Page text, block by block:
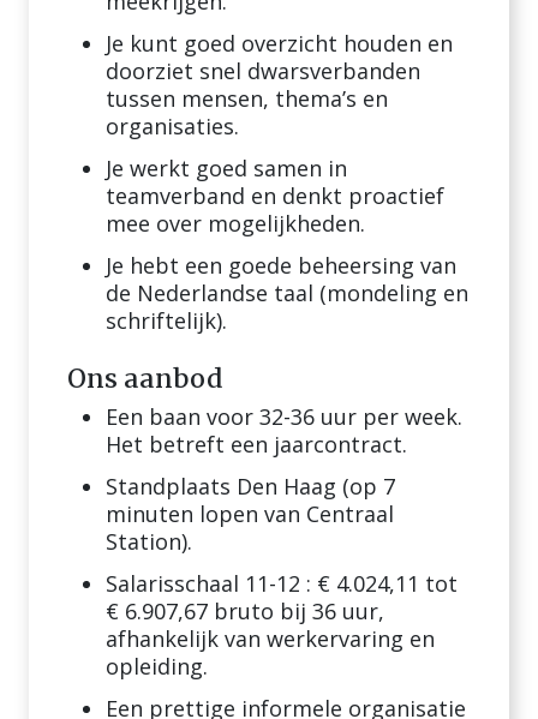
Je kunt goed overzicht houden en
doorziet snel dwarsverbanden
tussen mensen, thema’s en
organisaties.
Je werkt goed samen in
teamverband en denkt proactief
mee over mogelijkheden.
Je hebt een goede beheersing van
de Nederlandse taal (mondeling en
schriftelijk).
Ons aanbod
Een baan voor 32-36 uur per week.
Het betreft een jaarcontract.
Standplaats Den Haag (op 7
minuten lopen van Centraal
Station).
Salarisschaal 11-12 : € 4.024,11 tot
€ 6.907,67 bruto bij 36 uur,
afhankelijk van werkervaring en
opleiding.
Een prettige informele organisatie